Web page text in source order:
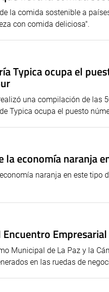
la comida sostenible a
con comida deliciosa".
Typica ocupa el
una compilación de las
Typica ocupa el puesto
la economía naranja
naranja en este tipo
Empresarial
Municipal de La Paz y la
en las ruedas de